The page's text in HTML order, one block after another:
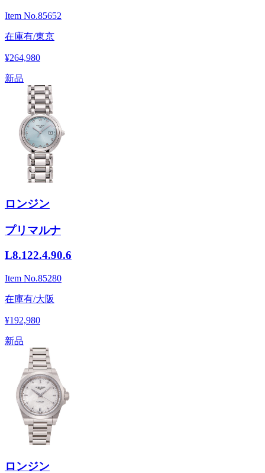
Item No.85652
在庫有/東京
¥264,980
新品
ロンジン
プリマルナ
L8.122.4.90.6
Item No.85280
在庫有/大阪
¥192,980
新品
ロンジン